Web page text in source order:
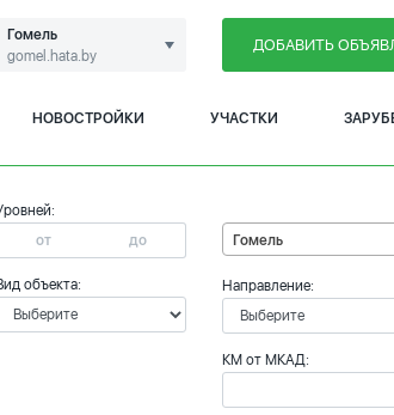
Гомель
gomel.hata.by
ДОБАВИТЬ
НОВОСТРОЙКИ УЧАСТКИ
объекта:
Гомель
Направление:
КМ от МКАД: